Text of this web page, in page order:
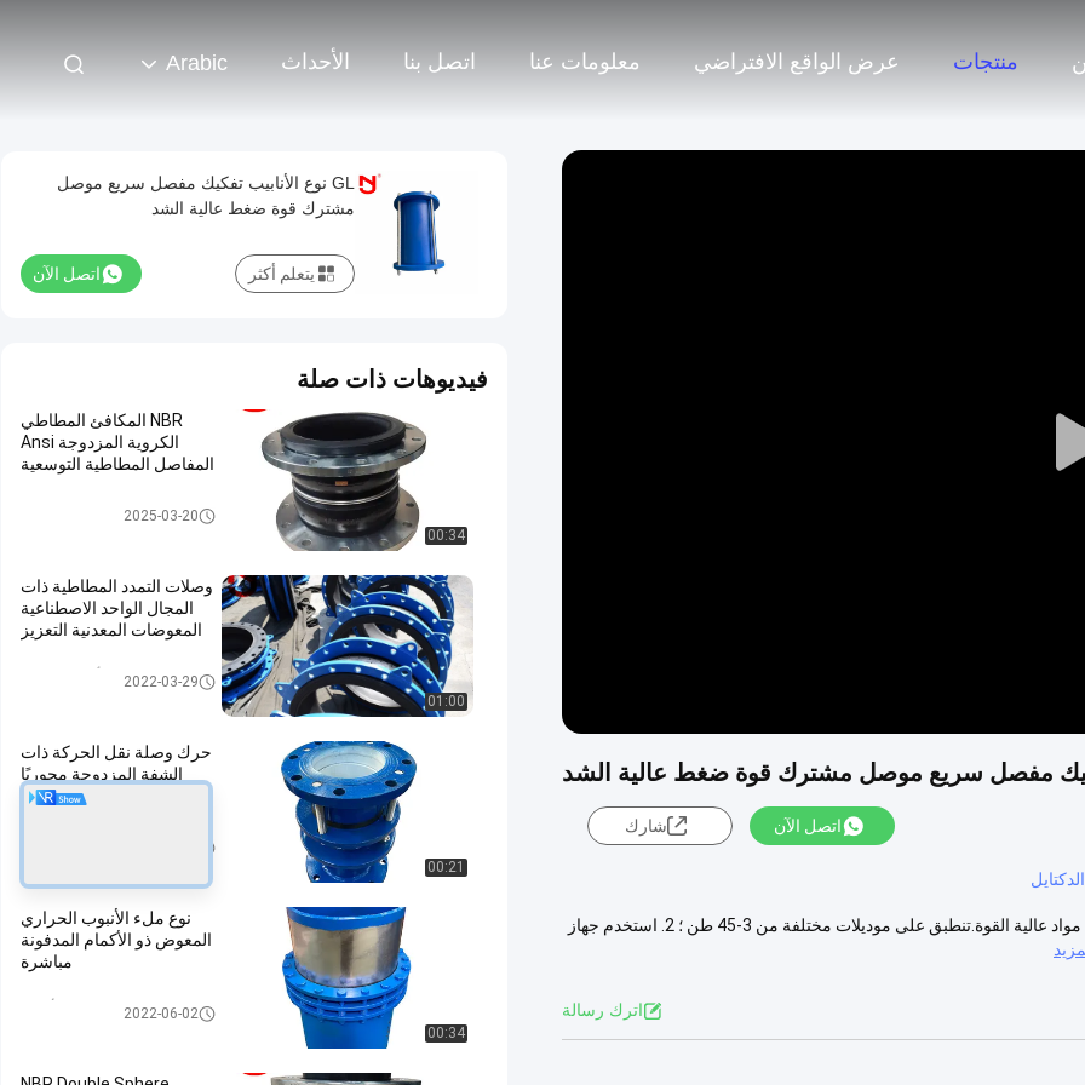
منتجات عرض الواقع الافتراضي معلومات عنا اتصل بنا الأحداث Arabic
Play
اتصل الآن شارك
موصل سريع من نوع GL للأنابيب أداء الموصل السريع من نوع GL 1. استخدام مواد عالية القوة.تنطبق على موديلات مختلفة من 3-45 طن ؛ 2. استخدم جهاز
اترك رسالة
GL نوع الأنابيب تفكيك مفصل سريع موصل
مشترك قوة ضغط عالية الشد
اتصل الآن يتعلم أكثر
فيديوهات ذات صلة
00:34
NBR المكافئ المطاطي
الكروية المزدوجة Ansi
المفاصل المطاطية التوسعية
وصلة توسيع المطاط ذات المجال ا
2025-03-20
01:00
وصلات التمدد المطاطية ذات
المجال الواحد الاصطناعية
المعوضات المعدنية التعزيز
وصلة تمدد مطاطية أحادية المجال
2022-03-29
00:21
حرك وصلة نقل الحركة ذات
الشفة المزدوجة محوريًا
مقاومة التآكل العالية
00:34
نوع ملء الأنبوب الحراري
المعوض ذو الأكمام المدفونة
مباشرة
وصلة تفكيك الأنابيب2022-06-02